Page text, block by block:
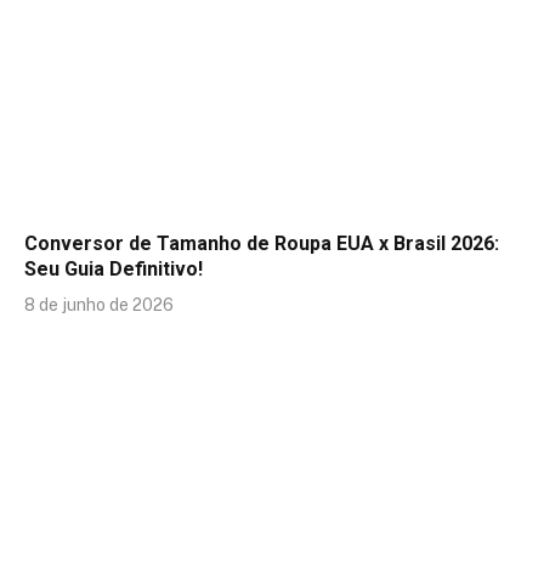
Conversor de Tamanho de Roupa EUA x Brasil 2026:
Seu Guia Definitivo!
8 de junho de 2026